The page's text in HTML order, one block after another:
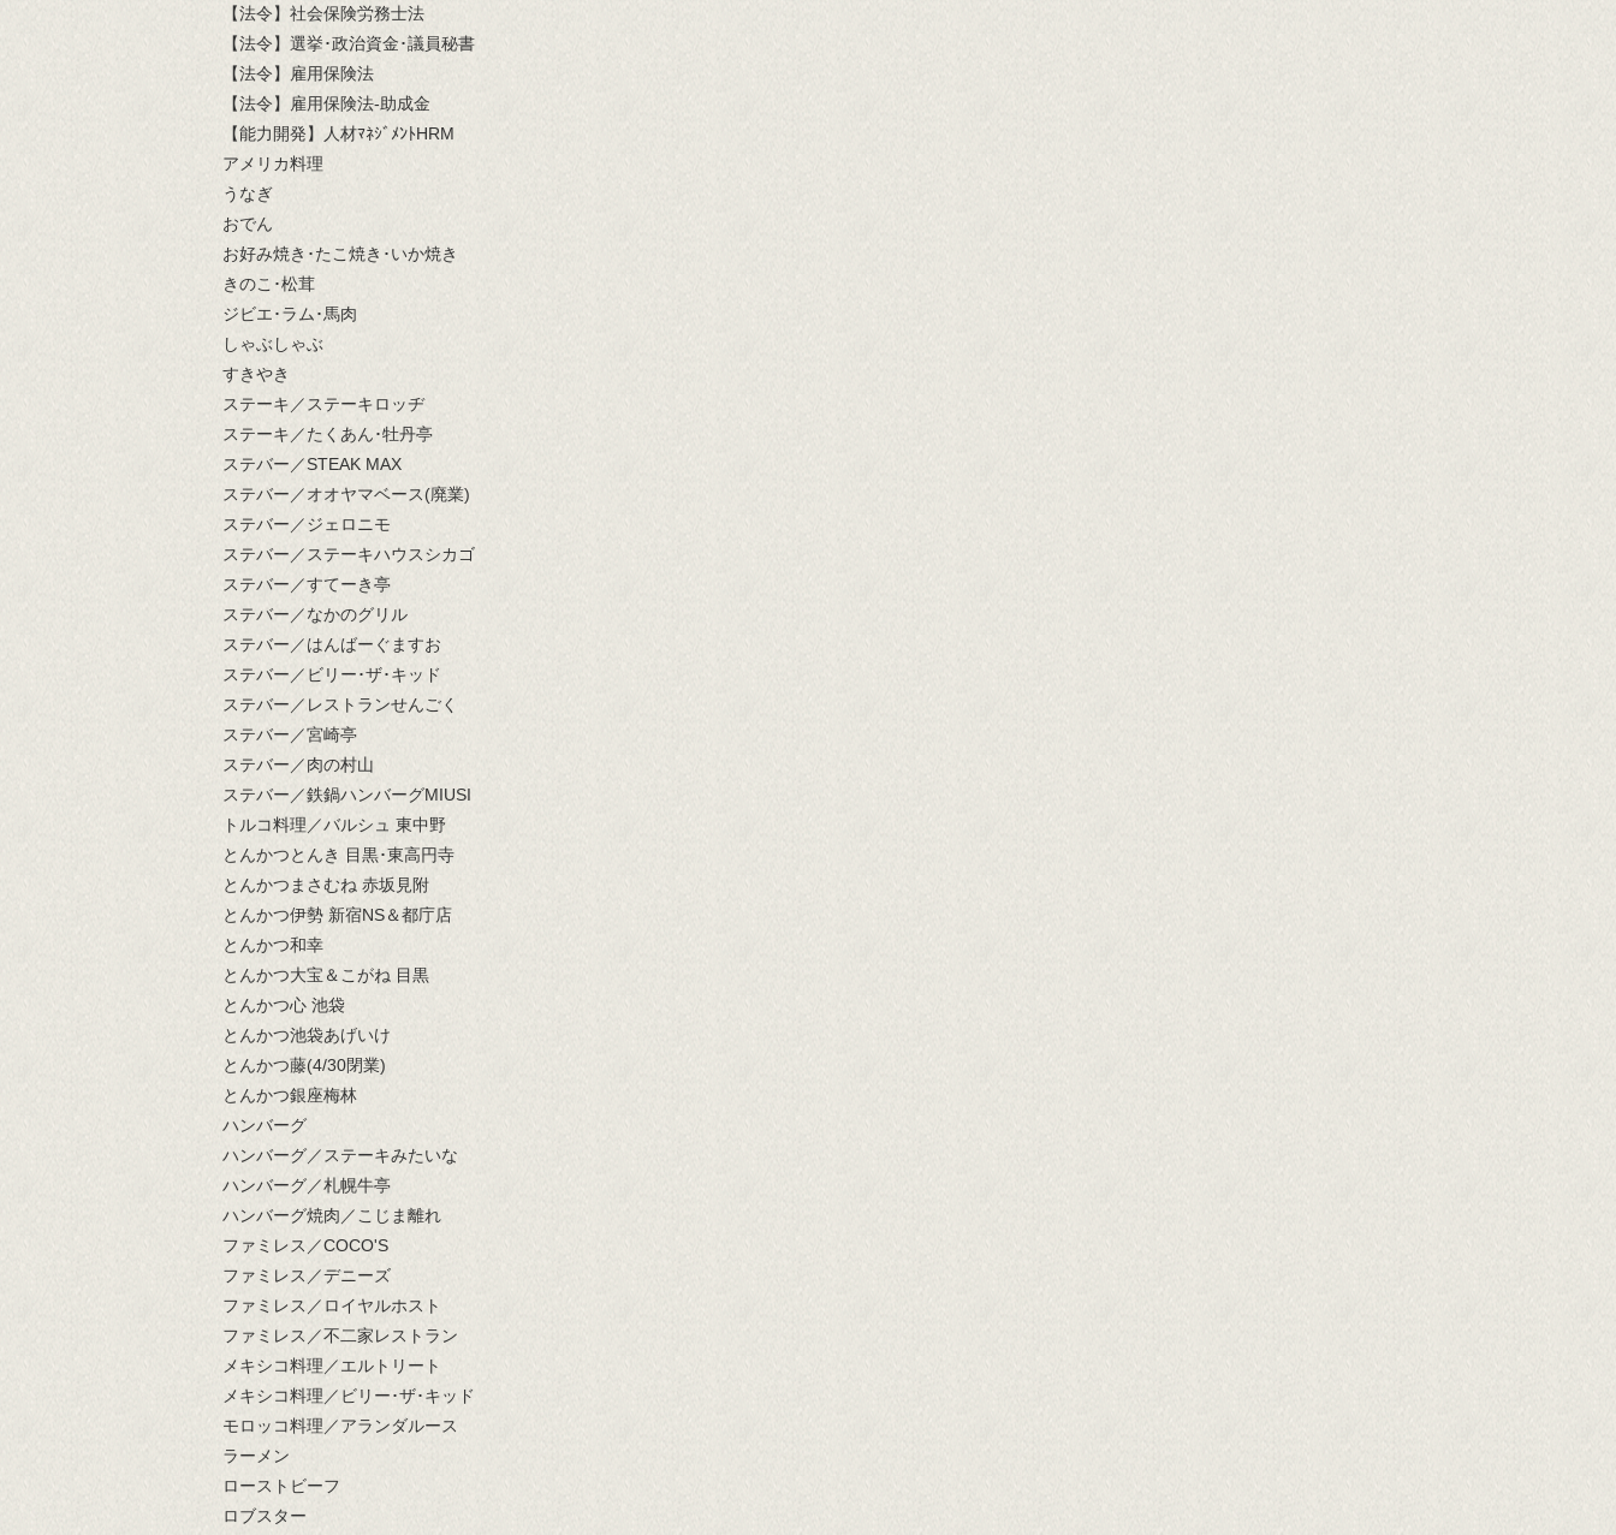
【法令】社会保険労務士法
【法令】選挙･政治資金･議員秘書
【法令】雇用保険法
【法令】雇用保険法-助成金
【能力開発】人材ﾏﾈｼﾞﾒﾝﾄHRM
アメリカ料理
うなぎ
おでん
お好み焼き･たこ焼き･いか焼き
きのこ･松茸
ジビエ･ラム･馬肉
しゃぶしゃぶ
すきやき
ステーキ／ステーキロッヂ
ステーキ／たくあん･牡丹亭
ステバー／STEAK MAX
ステバー／オオヤマベース(廃業)
ステバー／ジェロニモ
ステバー／ステーキハウスシカゴ
ステバー／すてーき亭
ステバー／なかのグリル
ステバー／はんばーぐますお
ステバー／ビリー･ザ･キッド
ステバー／レストランせんごく
ステバー／宮崎亭
ステバー／肉の村山
ステバー／鉄鍋ハンバーグMIUSI
トルコ料理／バルシュ 東中野
とんかつとんき 目黒･東高円寺
とんかつまさむね 赤坂見附
とんかつ伊勢 新宿NS＆都庁店
とんかつ和幸
とんかつ大宝＆こがね 目黒
とんかつ心 池袋
とんかつ池袋あげいけ
とんかつ藤(4/30閉業)
とんかつ銀座梅林
ハンバーグ
ハンバーグ／ステーキみたいな
ハンバーグ／札幌牛亭
ハンバーグ焼肉／こじま離れ
ファミレス／COCO'S
ファミレス／デニーズ
ファミレス／ロイヤルホスト
ファミレス／不二家レストラン
メキシコ料理／エルトリート
メキシコ料理／ビリー･ザ･キッド
モロッコ料理／アランダルース
ラーメン
ローストビーフ
ロブスター